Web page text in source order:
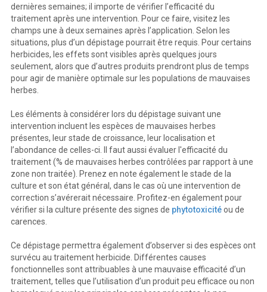
dernières semaines; il importe de vérifier l’efficacité du
traitement après une intervention. Pour ce faire, visitez les
champs une à deux semaines après l’application. Selon les
situations, plus d’un dépistage pourrait être requis. Pour certains
herbicides, les effets sont visibles après quelques jours
seulement, alors que d’autres produits prendront plus de temps
pour agir de manière optimale sur les populations de mauvaises
herbes.
Les éléments à considérer lors du dépistage suivant une
intervention incluent les espèces de mauvaises herbes
présentes, leur stade de croissance, leur localisation et
l’abondance de celles-ci. Il faut aussi évaluer l'efficacité du
traitement (% de mauvaises herbes contrôlées par rapport à une
zone non traitée). Prenez en note également le stade de la
culture et son état général, dans le cas où une intervention de
correction s’avérerait nécessaire. Profitez-en également pour
vérifier si la culture présente des signes de phytotoxicitéou de
carences.
Ce dépistage permettra également d’observer si des espèces ont
survécu au traitement herbicide. Différentes causes
fonctionnelles sont attribuables à une mauvaise efficacité d’un
traitement, telles que l’utilisation d’un produit peu efficace ou non